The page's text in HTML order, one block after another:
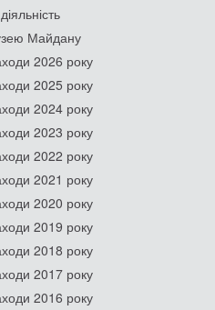
Майдану
2026 року
2025 року
2024 року
2023 року
2022 року
2021 року
2020 року
2019 року
2018 року
2017 року
2016 року